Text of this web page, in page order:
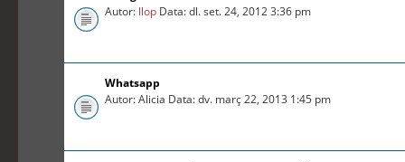
Autor: llop Data: dl. set. 24, 2012 3:36 pm
Whatsapp
Autor: Alicia Data: dv. març 22, 2013 1:45 pm